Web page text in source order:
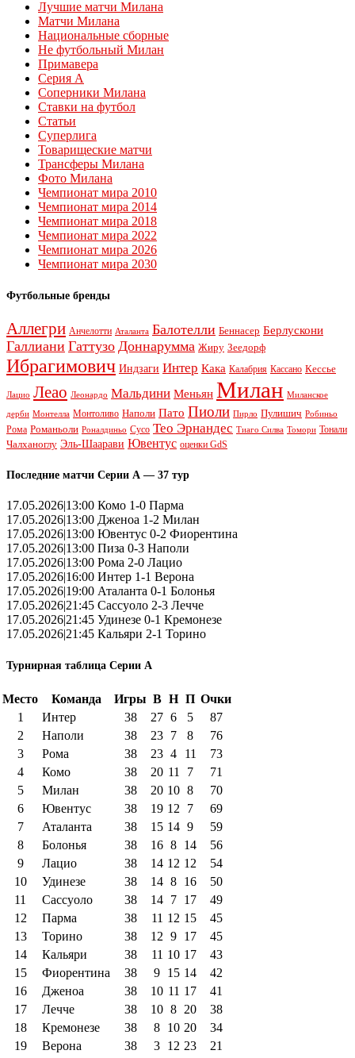
Лучшие матчи Милана
Матчи Милана
Национальные сборные
Не футбольный Милан
Примавера
Серия А
Соперники Милана
Ставки на футбол
Статьи
Суперлига
Товарищеские матчи
Трансферы Милана
Фото Милана
Чемпионат мира 2010
Чемпионат мира 2014
Чемпионат мира 2018
Чемпионат мира 2022
Чемпионат мира 2026
Чемпионат мира 2030
Футбольные бренды
Аллегри Анчелотти Аталанта Балотелли Беннасер Берлускони
Галлиани Гаттузо Доннарумма Жиру Зеедорф
Ибрагимович Индзаги Интер Кака Калабрия Кассано Кессье
Лацио Леао Леонардо Мальдини Меньян Милан Миланское
дерби Монтелла Монтоливо Наполи Пато Пиоли Пирло Пулишич Робиньо
Рома Романьоли Роналдиньо Сусо Тео Эрнандес Тиаго Силва Томори Тонали
Чалханоглу Эль-Шаарави Ювентус оценки GdS
Последние матчи Серии А — 37 тур
17.05.2026|13:00 Комо 1-0 Парма
17.05.2026|13:00 Дженоа 1-2 Милан
17.05.2026|13:00 Ювентус 0-2 Фиорентина
17.05.2026|13:00 Пиза 0-3 Наполи
17.05.2026|13:00 Рома 2-0 Лацио
17.05.2026|16:00 Интер 1-1 Верона
17.05.2026|19:00 Аталанта 0-1 Болонья
17.05.2026|21:45 Сассуоло 2-3 Лечче
17.05.2026|21:45 Удинезе 0-1 Кремонезе
17.05.2026|21:45 Кальяри 2-1 Торино
Турнирная таблица Серии А
Место Команда Игры В Н П Очки
1
Интер 38 27 6 5
87
2
Наполи 38 23 7 8
76
3
Рома 38 23 4 11
73
4
Комо 38 20 11 7
71
5
Милан 38 20 10 8
70
6
Ювентус 38 19 12 7
69
7
Аталанта 38 15 14 9
59
8
Болонья 38 16 8 14
56
9
Лацио 38 14 12 12
54
10
Удинезе 38 14 8 16
50
11
Сассуоло 38 14 7 17
49
12
Парма 38 11 12 15
45
13
Торино 38 12 9 17
45
14
Кальяри 38 11 10 17
43
15
Фиорентина 38 9 15 14
42
16
Дженоа 38 10 11 17
41
17
Лечче 38 10 8 20
38
18
Кремонезе 38 8 10 20
34
19
Верона 38 3 12 23
21